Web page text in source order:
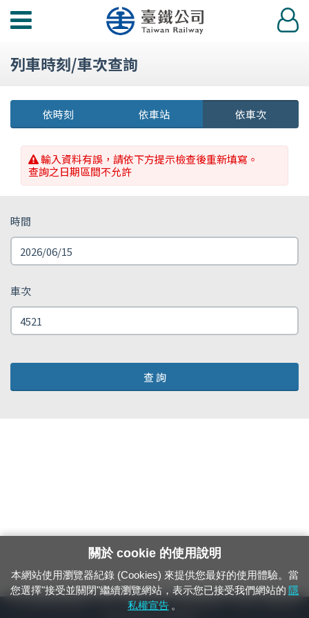
功
選
登
入
列車時刻/車次查詢
依時刻 依車站 依車次
輸入資料有誤，請依下方提示檢查後重新填寫。
查詢之日期區間不允許
時間
車次
查 詢
24小時緊急通報電話：1933（市話、手機，僅限發現軌道、平交道、橋樑及隧
關於 cookie 的使用說明
本網站使用瀏覽器紀錄 (Cookies) 來提供您最好的使用體驗。當
您選擇"接受並關閉"繼續瀏覽網站，表示您已接受我們網站的 隱
私權宣告 。